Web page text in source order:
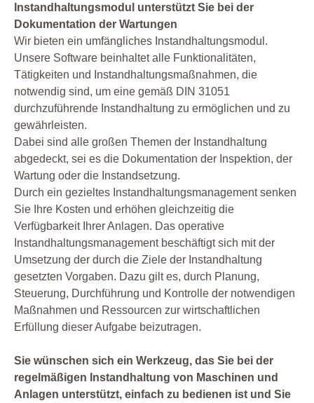
Instandhaltungsmodul unterstützt Sie bei der
Dokumentation der Wartungen
Wir bieten ein umfängliches Instandhaltungsmodul.
Unsere Software beinhaltet alle Funktionalitäten,
Tätigkeiten und Instandhaltungsmaßnahmen, die
notwendig sind, um eine gemäß DIN 31051
durchzuführende Instandhaltung zu ermöglichen und zu
gewährleisten.
Dabei sind alle großen Themen der Instandhaltung
abgedeckt, sei es die Dokumentation der Inspektion, der
Wartung oder die Instandsetzung.
Durch ein gezieltes Instandhaltungsmanagement senken
Sie Ihre Kosten und erhöhen gleichzeitig die
Verfügbarkeit Ihrer Anlagen. Das operative
Instandhaltungsmanagement beschäftigt sich mit der
Umsetzung der durch die Ziele der Instandhaltung
gesetzten Vorgaben. Dazu gilt es, durch Planung,
Steuerung, Durchführung und Kontrolle der notwendigen
Maßnahmen und Ressourcen zur wirtschaftlichen
Erfüllung dieser Aufgabe beizutragen.
Sie wünschen sich ein Werkzeug, das Sie bei der
regelmäßigen Instandhaltung von Maschinen und
Anlagen unterstützt, einfach zu bedienen ist und Sie